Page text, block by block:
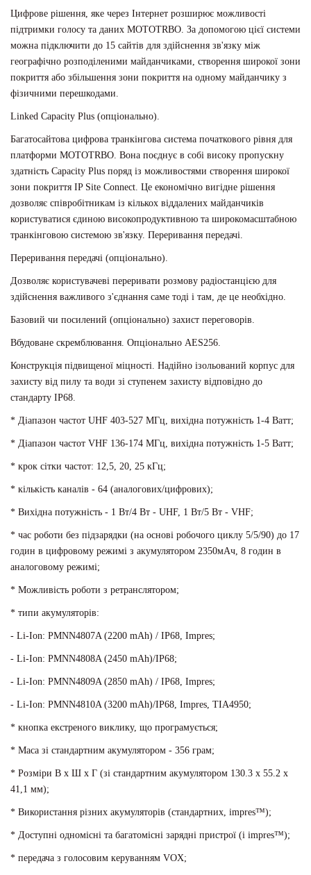
Цифрове рішення, яке через Інтернет розширює можливості
підтримки голосу та даних MOTOTRBO. За допомогою цієї системи
можна підключити до 15 сайтів для здійснення зв'язку між
географічно розподіленими майданчиками, створення широкої зони
покриття або збільшення зони покриття на одному майданчику з
фізичними перешкодами.
Linked Capacity Plus (опціонально).
Багатосайтова цифрова транкінгова система початкового рівня для
платформи MOTOTRBO. Вона поєднує в собі високу пропускну
здатність Capacity Plus поряд із можливостями створення широкої
зони покриття IP Site Connect. Це економічно вигідне рішення
дозволяє співробітникам із кількох віддалених майданчиків
користуватися єдиною високопродуктивною та широкомасштабною
транкінговою системою зв'язку. Переривання передачі.
Переривання передачі (опціонально).
Дозволяє користувачеві переривати розмову радіостанцією для
здійснення важливого з'єднання саме тоді і там, де це необхідно.
Базовий чи посилений (опціонально) захист переговорів.
Вбудоване скремблювання. Опціонально AES256.
Конструкція підвищеної міцності. Надійно ізольований корпус для
захисту від пилу та води зі ступенем захисту відповідно до
стандарту IP68.
* Діапазон частот UHF 403-527 МГц, вихідна потужність 1-4 Ватт;
* Діапазон частот VHF 136-174 МГц, вихідна потужність 1-5 Ватт;
* крок сітки частот: 12,5, 20, 25 кГц;
* кількість каналів - 64 (аналогових/цифрових);
* Вихідна потужність - 1 Вт/4 Вт - UHF, 1 Вт/5 Вт - VHF;
* час роботи без підзарядки (на основі робочого циклу 5/5/90) до 17
годин в цифровому режимі з акумулятором 2350мАч, 8 годин в
аналоговому режимі;
* Можливість роботи з ретранслятором;
* типи акумуляторів:
- Li-Ion: PMNN4807A (2200 mAh) / IP68, Impres;
- Li-Ion: PMNN4808A (2450 mAh)/IP68;
- Li-Ion: PMNN4809A (2850 mAh) / IP68, Impres;
- Li-Ion: PMNN4810A (3200 mAh)/IP68, Impres, TIA4950;
* кнопка екстреного виклику, що програмується;
* Маса зі стандартним акумулятором - 356 грам;
* Розміри В х Ш х Г (зі стандартним акумулятором 130.3 x 55.2 x
41,1 мм);
* Використання різних акумуляторів (стандартних, impres™);
* Доступні одномісні та багатомісні зарядні пристрої (і impres™);
* передача з голосовим керуванням VOX;